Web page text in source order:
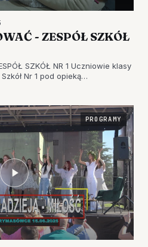
- ZESPÓŁ SZKÓŁ
SZKÓŁ NR 1 Uczniowie klasy
Nr 1 pod opieką
PROGRAMY